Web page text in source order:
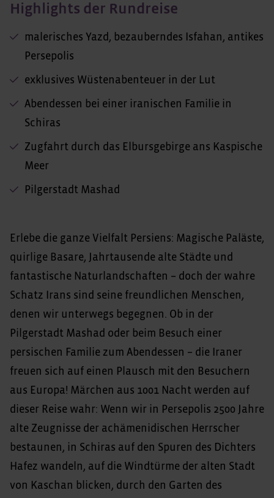
Highlights der Rundreise
malerisches Yazd, bezauberndes Isfahan, antikes
Persepolis
exklusives Wüstenabenteuer in der Lut
Abendessen bei einer iranischen Familie in
Schiras
Zugfahrt durch das Elbursgebirge ans Kaspische
Meer
Pilgerstadt Mashad
Erlebe die ganze Vielfalt Persiens: Magische Paläste,
quirlige Basare, Jahrtausende alte Städte und
fantastische Naturlandschaften – doch der wahre
Schatz Irans sind seine freundlichen Menschen,
denen wir unterwegs begegnen. Ob in der
Pilgerstadt Mashad oder beim Besuch einer
persischen Familie zum Abendessen – die Iraner
freuen sich auf einen Plausch mit den Besuchern
aus Europa! Märchen aus 1001 Nacht werden auf
dieser Reise wahr: Wenn wir in Persepolis 2500 Jahre
alte Zeugnisse der achämenidischen Herrscher
bestaunen, in Schiras auf den Spuren des Dichters
Hafez wandeln, auf die Windtürme der alten Stadt
von Kaschan blicken, durch den Garten des